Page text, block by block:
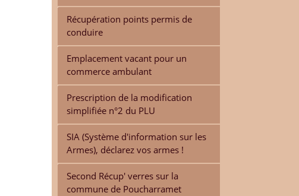
Récupération points permis de
conduire
Emplacement vacant pour un
commerce ambulant
Prescription de la modification
simplifiée n°2 du PLU
SIA (Système d'information sur les
Armes), déclarez vos armes !
Second Récup' verres sur la
commune de Poucharramet